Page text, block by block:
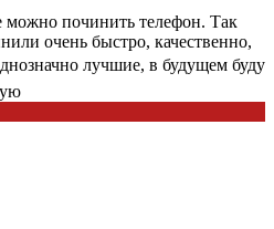
можно починить телефон. Так
очень быстро, качественно,
лучшие, в будущем буду